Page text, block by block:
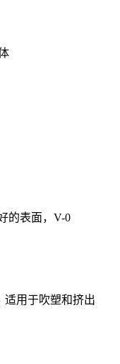
的表面，V-0
适用于吹塑和挤出